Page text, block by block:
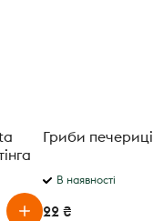
Гриби печериці
В наявності
22 ₴